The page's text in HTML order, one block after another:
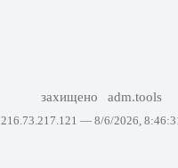
захищено adm.tools
216.73.217.121 — 8/6/2026,